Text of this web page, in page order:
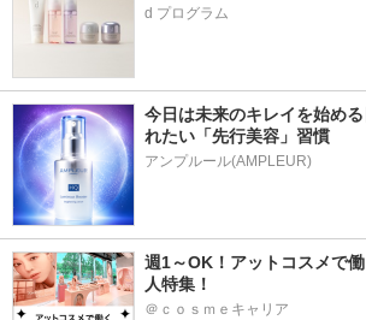
d プログラム
今日は未来のキレイを始め
れたい「先行美容」習慣
アンプルール(AMPLEUR)
週1～OK！アットコスメで
人特集！
＠ｃｏｓｍｅキャリア